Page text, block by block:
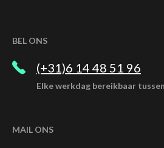
BEL ONS
(+31)6 14 48 51 96
Elke werkdag bereikbaar
MAIL ONS